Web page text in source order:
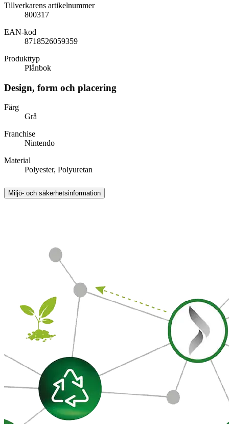
Tillverkarens artikelnummer
800317
EAN-kod
8718526059359
Produkttyp
Plånbok
Design, form och placering
Färg
Grå
Franchise
Nintendo
Material
Polyester, Polyuretan
Miljö- och säkerhetsinformation